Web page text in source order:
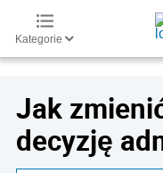
Kategorie
Jak
decyzję